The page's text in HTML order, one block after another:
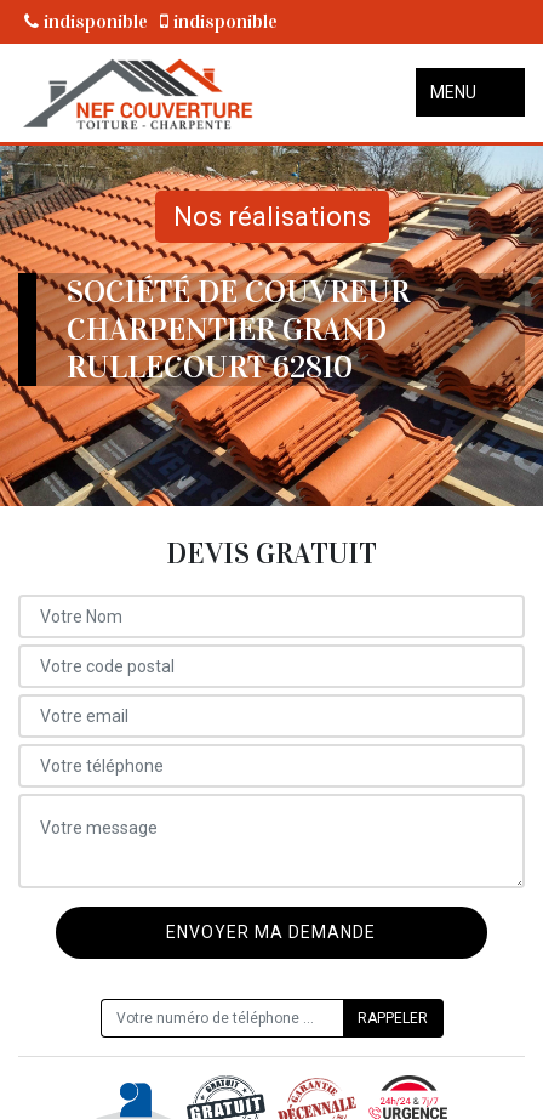
indisponible indisponible
MENU
Nos réalisations
SOCIÉTÉ DE COUVREUR
CHARPENTIER GRAND
RULLECOURT 62810
DEVIS GRATUIT